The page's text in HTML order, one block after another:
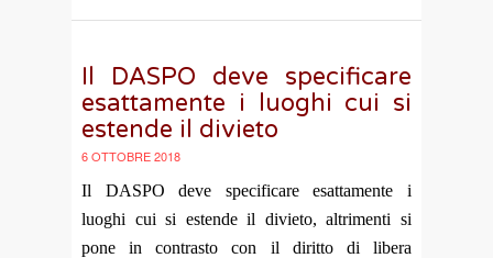
Il DASPO deve specificare
esattamente i luoghi cui si
estende il divieto
6 OTTOBRE 2018
Il DASPO deve specificare esattamente i
luoghi cui si estende il divieto, altrimenti si
pone in contrasto con il diritto di libera